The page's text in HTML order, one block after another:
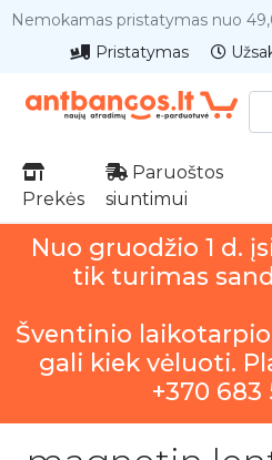
Nemokamas pristatymas nuo
Pristatymas
Prekės
Paruoštos
siuntimui
Nuo gruodžio 1 d.
tik turimas
Šventinio
gali kiek vėluoti.
+370 683